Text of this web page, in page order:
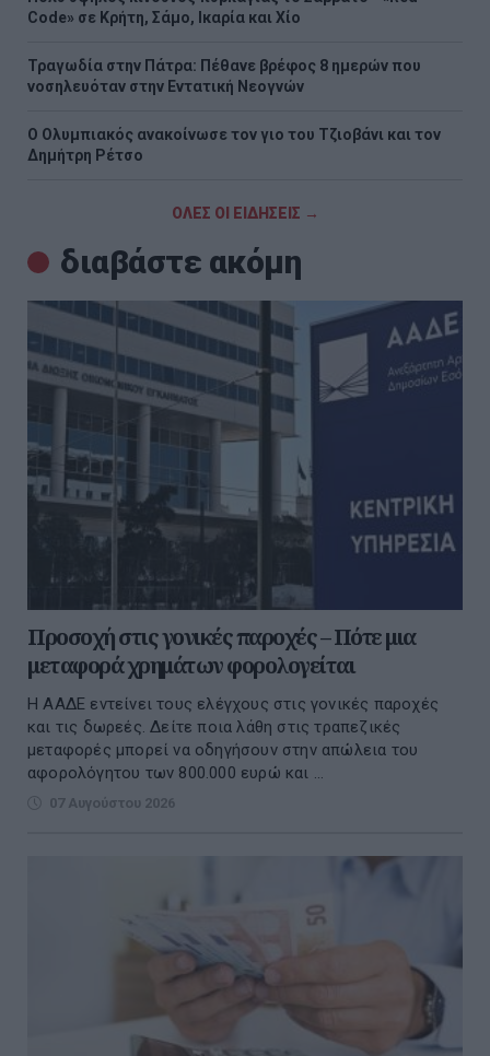
Code» σε Κρήτη, Σάμο, Ικαρία και Χίο
Τραγωδία στην Πάτρα: Πέθανε βρέφος 8 ημερών που
νοσηλευόταν στην Εντατική Νεογνών
O Ολυμπιακός ανακοίνωσε τον γιο του Τζιοβάνι και τον
Δημήτρη Ρέτσο
ΟΛΕΣ ΟΙ ΕΙΔΗΣΕΙΣ →
διαβάστε ακόμη
Προσοχή στις γονικές παροχές – Πότε μια
μεταφορά χρημάτων φορολογείται
Η ΑΑΔΕ εντείνει τους ελέγχους στις γονικές παροχές
και τις δωρεές. Δείτε ποια λάθη στις τραπεζικές
μεταφορές μπορεί να οδηγήσουν στην απώλεια του
αφορολόγητου των 800.000 ευρώ και ...
07 Αυγούστου 2026